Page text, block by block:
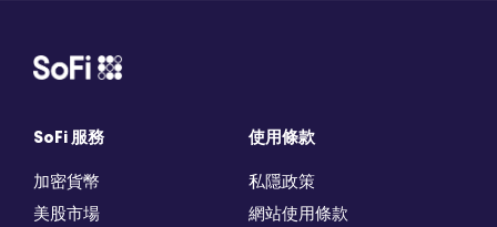
SoFi 服務
加密貨幣
美股市場
使用條款
私隱政策
網站使用條款